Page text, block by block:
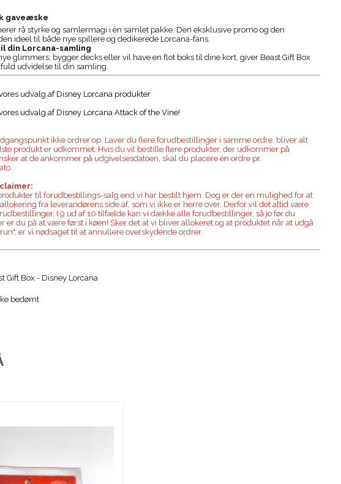
gaveæske
rå styrke og samlermagi i én samlet pakke. Den eksklusive promo og den
ideel til både nye spillere og dedikerede Lorcana-fans.
din Lorcana-samling
glimmers, bygger decks eller vil have en flot boks til dine kort, giver Beast Gift Box
udvidelse til din samling.
udvalg af Disney Lorcana produkter
udvalg af Disney Lorcana Attack of the Vine!
ikke ordrer op. Laver du flere forudbestillinger i samme ordre, bliver alt
produkt er udkommet. Hvis du vil bestille flere produkter, der udkommer på
at de ankommer på udgivelsesdatoen, skal du placere én ordre pr.
til forudbestillings-salg end vi har bestilt hjem. Dog er der en mulighed for at
fra leverandørens side af, som vi ikke er herre over. Derfor vil det altid være
I 9 ud af 10 tilfælde kan vi dække alle forudbestillinger, så jo før du
er du på at være først i køen! Sker det at vi bliver allokeret og at produktet når at udgå
er vi nødsaget til at annullere overskydende ordrer.
Gift Box - Disney Lorcana
bedømt